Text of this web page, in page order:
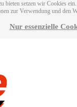
bieten setzen wir Cookies
zur Verwendung und den
Nur essenzielle